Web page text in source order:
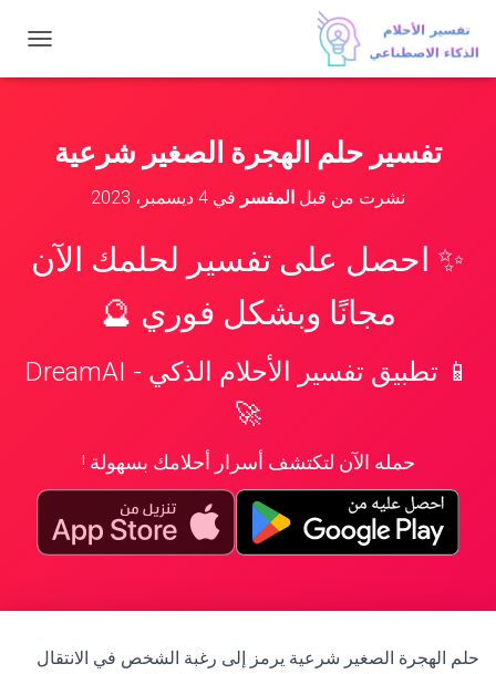
ب
ل
تفسير حلم الهجرة الصغير شرعية
نشرت من قبل المفسر في 4 ديسمبر، 2023
✨ احصل على تفسير لحلمك الآن
مجانًا وبشكل فوري 🔮
📱 تطبيق تفسير الأحلام الذكي - DreamAI
🚀
حمله الآن لتكتشف أسرار أحلامك بسهولة !
حلم الهجرة الصغير شرعية يرمز إلى رغبة الشخص في الانتقال